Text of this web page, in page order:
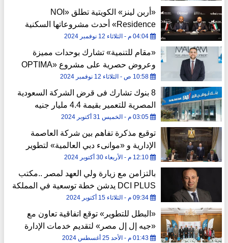
«أربن لينز» الكويتية تطلق «NOI
Residence» أحدث مشروعاتها السكنية
بالقاهرة الجديدة
04:04 م - الثلاثاء 12 نوفمبر 2024
«مقام للتنمية» تشارك بوحدات مميزة
وعروض حصرية على مشروع «OPTIMA
BUSINESS COMPLEX» بمعرض «قرار
للاستثمار» في الإمارات
10:58 ص - الثلاثاء 12 نوفمبر 2024
8 بنوك تشارك فى قرض الشركة السعودية
المصرية للتعمير بقيمة 4.4 مليار جنيه
03:05 م - الخميس 31 أكتوبر 2024
توقيع مذكرة تفاهم بين شركة العاصمة
الإدارية و «موانىء دبي العالمية» لتطوير
منطقة حرة
12:10 م - الأربعاء 30 أكتوبر 2024
بالتزامن مع زيارة ولي العهد لمصر ..مكتب
DCI PLUS يدشن خطة توسعية في المملكة
العربية السعودية
09:34 م - الثلاثاء 15 أكتوبر 2024
«البطل للتطوير» توقع اتفاقية تعاون مع
«جيه إل إل مصر» لتقديم خدمات الإدارة
لـ"روك جولد مول"
01:43 م - الأحد 25 أغسطس 2024